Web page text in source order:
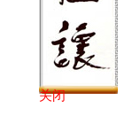
关闭